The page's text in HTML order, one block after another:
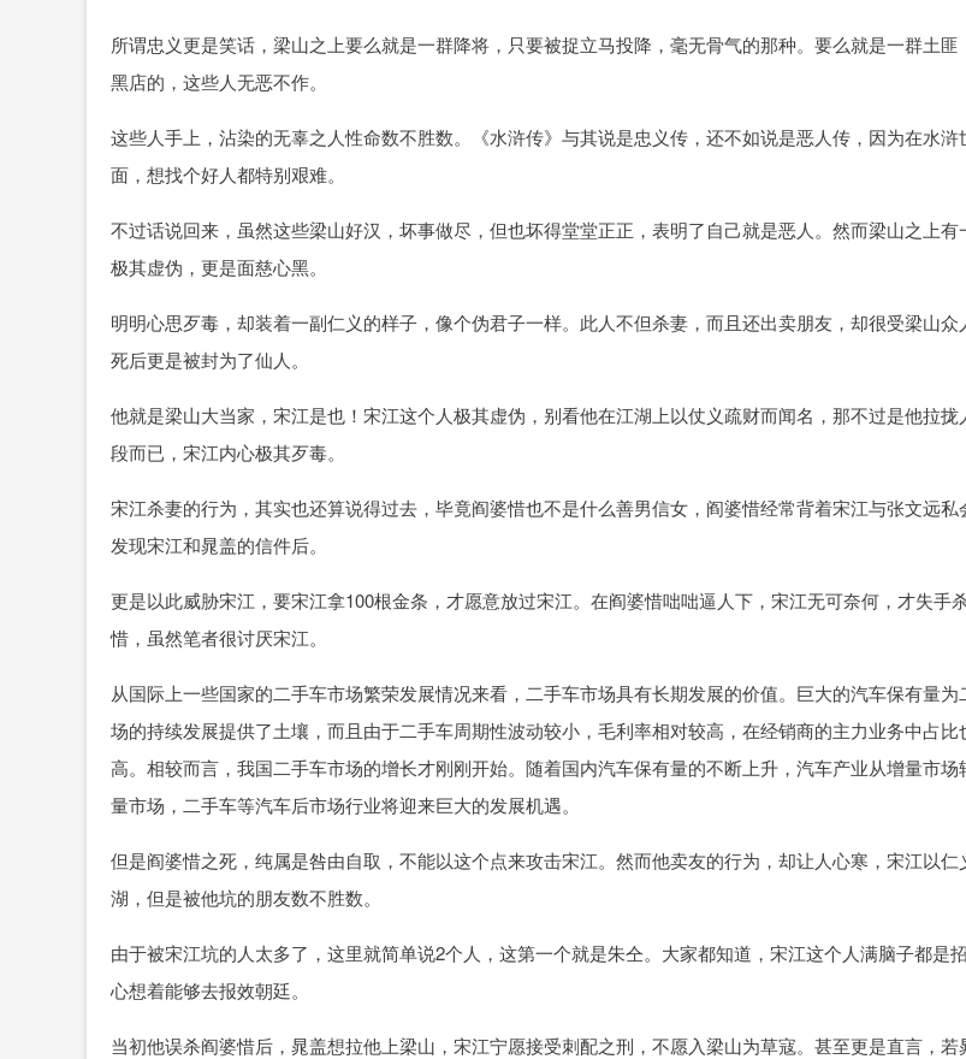
所谓忠义更是笑话，梁山之上要么就是一群降将，只要被捉立马投降，毫无骨气的那种。要么就是一群土匪
黑店的，这些人无恶不作。
这些人手上，沾染的无辜之人性命数不胜数。《水浒传》与其说是忠义传，还不如说是恶人传，因为在水浒
面，想找个好人都特别艰难。
不过话说回来，虽然这些梁山好汉，坏事做尽，但也坏得堂堂正正，表明了自己就是恶人。然而梁山之上有
极其虚伪，更是面慈心黑。
明明心思歹毒，却装着一副仁义的样子，像个伪君子一样。此人不但杀妻，而且还出卖朋友，却很受梁山众
死后更是被封为了仙人。
他就是梁山大当家，宋江是也！宋江这个人极其虚伪，别看他在江湖上以仗义疏财而闻名，那不过是他拉拢
段而已，宋江内心极其歹毒。
宋江杀妻的行为，其实也还算说得过去，毕竟阎婆惜也不是什么善男信女，阎婆惜经常背着宋江与张文远私
发现宋江和晁盖的信件后。
更是以此威胁宋江，要宋江拿100根金条，才愿意放过宋江。在阎婆惜咄咄逼人下，宋江无可奈何，才失手
惜，虽然笔者很讨厌宋江。
从国际上一些国家的二手车市场繁荣发展情况来看，二手车市场具有长期发展的价值。巨大的汽车保有量为
场的持续发展提供了土壤，而且由于二手车周期性波动较小，毛利率相对较高，在经销商的主力业务中占比
高。相较而言，我国二手车市场的增长才刚刚开始。随着国内汽车保有量的不断上升，汽车产业从增量市场
量市场，二手车等汽车后市场行业将迎来巨大的发展机遇。
但是阎婆惜之死，纯属是咎由自取，不能以这个点来攻击宋江。然而他卖友的行为，却让人心寒，宋江以仁
湖，但是被他坑的朋友数不胜数。
由于被宋江坑的人太多了，这里就简单说2个人，这第一个就是朱仝。大家都知道，宋江这个人满脑子都是
心想着能够去报效朝廷。
当初他误杀阎婆惜后，晁盖想拉他上梁山，宋江宁愿接受刺配之刑，不愿入梁山为草寇。甚至更是直言，若